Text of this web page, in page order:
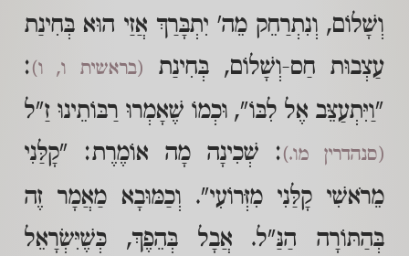
וְשָׁלוֹם, וְנִתְרַחֵק מֵה' יִתְבָּרַךְ אֲזַי הוּא בְּחִינַת
עַצְבוּת חַס-וְשָׁלוֹם, בְּחִינַת
(בראשית ו, ו):
"וַיִּתְעַצֵּב אֶל לִבּוֹ", וּכְמוֹ שֶׁאָמְרוּ רַבּוֹתֵינוּ זַ"ל
(סנהדרין מו.): שְׁכִינָה מָה אוֹמֶרֶת: "קָלַּנִי
מֵרֹאשִׁי קָלַּנִי מִזְּרוֹעִי". וְכַמּוּבָא מַאֲמָר זֶה
בְּהַתּוֹרָה הַנַּ"ל. אֲבָל בְּהֵפֶךְ, כְּשֶׁיִּשְׂרָאֵל